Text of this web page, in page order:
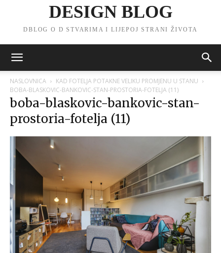
DESIGN BLOG
DBLOG O D STVARIMA I LIJEPOJ STRANI ŽIVOTA
NASLOVNICA
KAD FOTELJA POTAKNE VELIKU PROMJENU U STANU
BOBA-BLASKOVIC-BANKOVIC-STAN-PROSTORIA-FOTELJA (11)
boba-blaskovic-bankovic-stan-
prostoria-fotelja (11)